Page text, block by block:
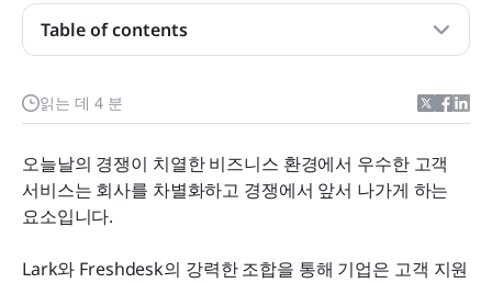
읽는 데 4 분
오늘날의 경쟁이 치열한 비즈니스 환경에서 우수한 고객
서비스는 회사를 차별화하고 경쟁에서 앞서 나가게 하는
요소입니다.
Lark와 Freshdesk의 강력한 조합을 통해 기업은 고객 지원
Table of contents
Freshdesk가 무엇인가요?
Freshdesk와 Lark를 통합하는 세 가지 방법
명심해야 할 세 가지 고객 서비스 팁
결론